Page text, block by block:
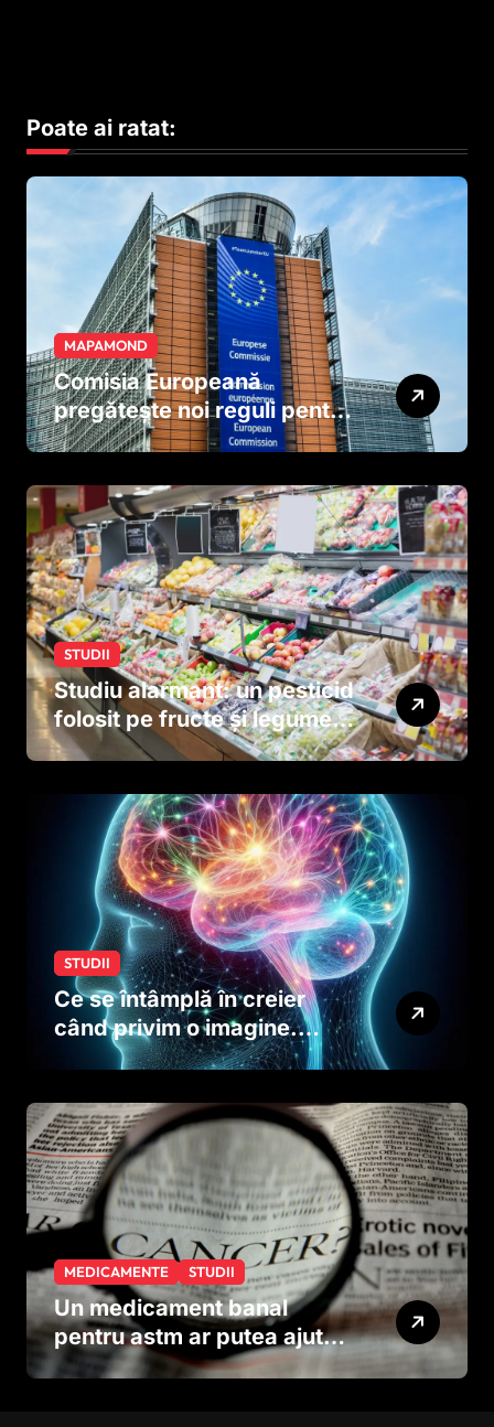
Poate ai ratat:
MAPAMOND
Comisia Europeană
pregătește noi reguli pentru
tutun și țigările electronice
STUDII
Studiu alarmant: un pesticid
folosit pe fructe și legume
ar putea afecta dezvoltarea
dinainte de naștere
STUDII
Ce se întâmplă în creier
când privim o imagine.
Studiul care explică rolul
MEDICAMENTE STUDII
Un medicament banal
pentru astm ar putea ajuta
în lupta împotriva